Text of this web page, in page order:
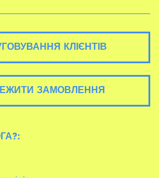
КЛІЄНТІВ
ЗАМОВЛЕННЯ